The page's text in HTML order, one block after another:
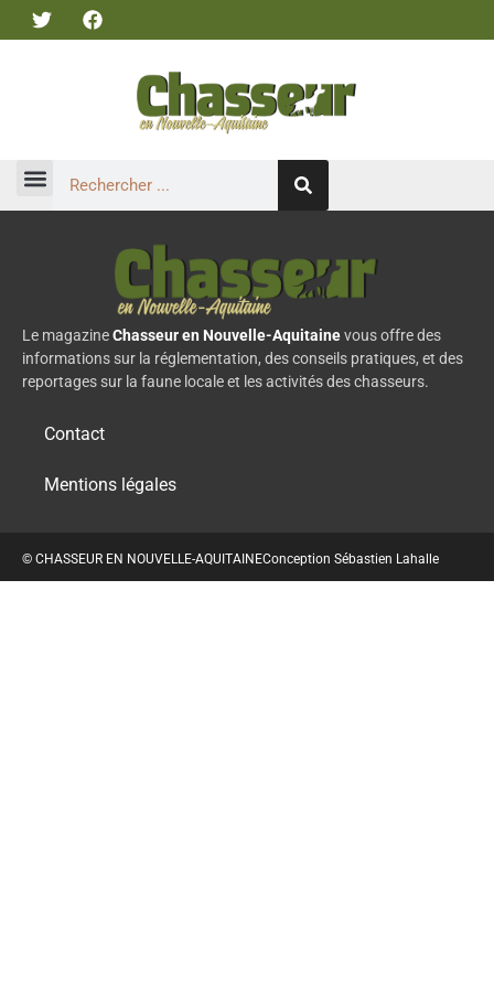
Le magazineChasseur en Nouvelle-Aquitainevous offre des
informations sur la réglementation, des conseils pratiques, et des
reportages sur la faune locale et les activités des chasseurs.
Contact
Mentions légales
© CHASSEUR EN NOUVELLE-AQUITAINEConception Sébastien Lahalle